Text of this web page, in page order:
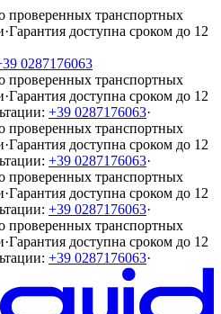
проверенных транспортных
·Гарантия доступна сроком до 12
0287176063
проверенных транспортных
·Гарантия доступна сроком до 12
+39 0287176063·
проверенных транспортных
·Гарантия доступна сроком до 12
+39 0287176063·
проверенных транспортных
·Гарантия доступна сроком до 12
+39 0287176063·
проверенных транспортных
·Гарантия доступна сроком до 12
+39 0287176063·